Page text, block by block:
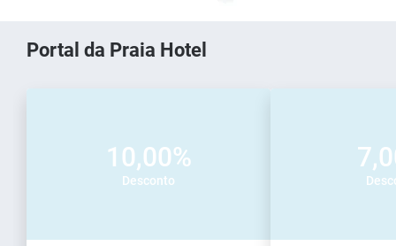
Portal da Praia Hotel
10,00%
Desconto